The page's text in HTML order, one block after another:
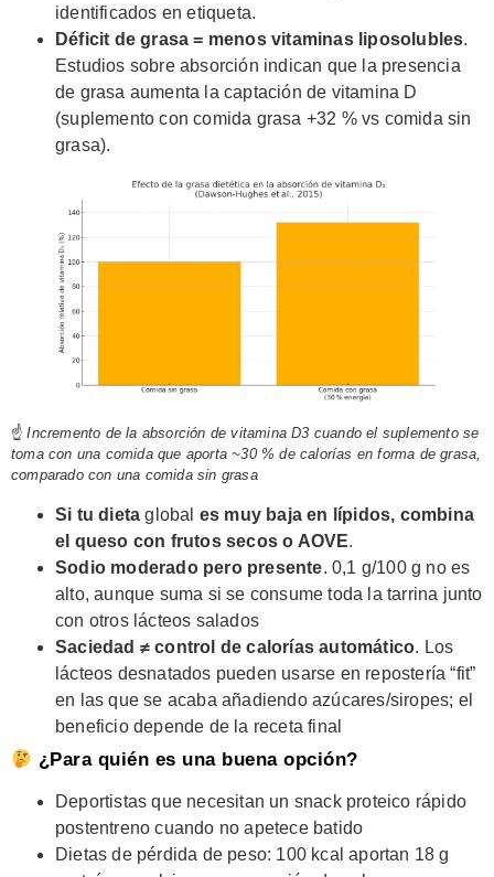
identificados en etiqueta.
Déficit de grasa = menos vitaminas liposolubles.
Estudios sobre absorción indican que la presencia
de grasa aumenta la captación de vitamina D
(suplemento con comida grasa +32 % vs comida sin
grasa).
☝Incremento de la absorción de vitamina D3 cuando el suplemento se
toma con una comida que aporta ~30 % de calorías en forma de grasa,
comparado con una comida sin grasa
Si tu dieta global es muy baja en lípidos, combina
el queso con frutos secos o AOVE.
Sodio moderado pero presente. 0,1 g/100 g no es
alto, aunque suma si se consume toda la tarrina junto
con otros lácteos salados
Saciedad ≠ control de calorías automático. Los
lácteos desnatados pueden usarse en repostería “fit”
en las que se acaba añadiendo azúcares/siropes; el
beneficio depende de la receta final
¿Para quién es una buena opción?
Deportistas que necesitan un snack proteico rápido
postentreno cuando no apetece batido
Dietas de pérdida de peso: 100 kcal aportan 18 g